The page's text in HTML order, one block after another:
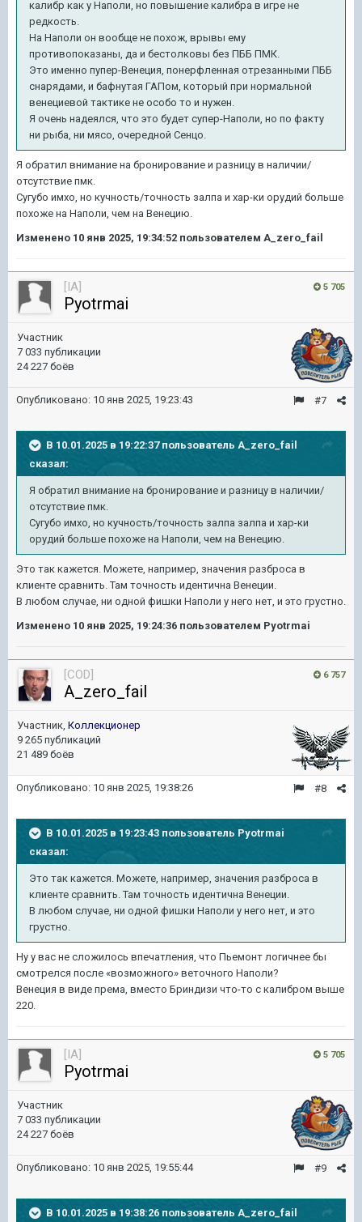
калибр как у Наполи, но повышение калибра в игре не
редкость.
На Наполи он вообще не похож, врывы ему
противопоказаны, да и бестолковы без ПББ ПМК.
Это именно пупер-Венеция, понерфленная отрезанными ПББ
снарядами, и бафнутая ГАПом, который при нормальной
венециевой тактике не особо то и нужен.
Я очень надеялся, что это будет супер-Наполи, но по факту
ни рыба, ни мясо, очередной Сенцо.
Я обратил внимание на бронирование и разницу в наличии/
отсутствие пмк.
Сугубо имхо, но кучность/точность залпа и хар-ки орудий больше
похоже на Наполи, чем на Венецию.
Изменено 10 янв 2025, 19:34:52 пользователем A_zero_fail
5 705
[IA]
Pyotrmai
Участник
7 033 публикации
24 227 боёв
#7
Опубликовано: 10 янв 2025, 19:23:43
В 10.01.2025 в 19:22:37 пользователь A_zero_fail
сказал:
Я обратил внимание на бронирование и разницу в наличии/
отсутствие пмк.
Сугубо имхо, но кучность/точность залпа залпа и хар-ки
орудий больше похоже на Наполи, чем на Венецию.
Это так кажется. Можете, например, значения разброса в
клиенте сравнить. Там точность идентична Венеции.
В любом случае, ни одной фишки Наполи у него нет, и это грустно.
Изменено 10 янв 2025, 19:24:36 пользователем Pyotrmai
6 757
[COD]
A_zero_fail
Участник, Коллекционер
9 265 публикаций
21 489 боёв
#8
Опубликовано: 10 янв 2025, 19:38:26
В 10.01.2025 в 19:23:43 пользователь Pyotrmai
сказал:
Это так кажется. Можете, например, значения разброса в
клиенте сравнить. Там точность идентична Венеции.
В любом случае, ни одной фишки Наполи у него нет, и это
грустно.
Ну у вас не сложилось впечатления, что Пьемонт логичнее бы
смотрелся после «возможного» веточного Наполи?
Венеция в виде према, вместо Бриндизи что-то с калибром выше
220.
5 705
[IA]
Pyotrmai
Участник
7 033 публикации
24 227 боёв
#9
Опубликовано: 10 янв 2025, 19:55:44
В 10.01.2025 в 19:38:26 пользователь A_zero_fail